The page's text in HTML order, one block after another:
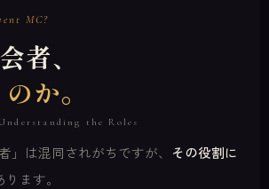
MC?
者、
か。
the Roles
」は混同されがちですが、 その役割に
ります。